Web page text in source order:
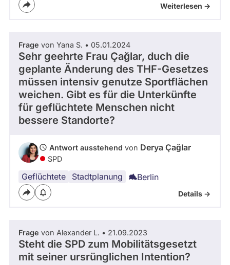
Weiterlesen ->
Frage von Yana S. • 05.01.2024
Sehr geehrte Frau Çağlar, duch die
geplante Änderung des THF-Gesetzes
müssen intensiv genutze Sportflächen
weichen. Gibt es für die Unterkünfte
für geflüchtete Menschen nicht
bessere Standorte?
Antwort ausstehend von Derya Çağlar
SPD
Geflüchtete Stadtplanung Berlin
Details ->
Frage von Alexander L. • 21.09.2023
Steht die SPD zum Mobilitätsgesetzt
mit seiner ursrünglichen Intention?